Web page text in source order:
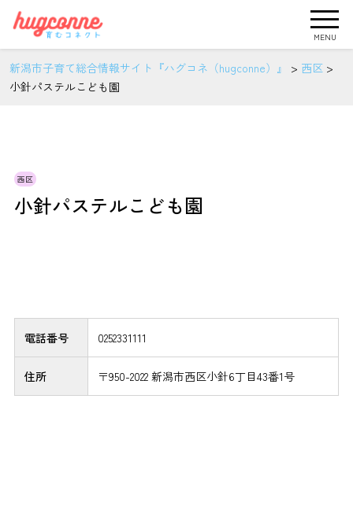
MENU
新潟市子育て総合情報サイト『ハグコネ（hugconne）』 > 西区 >
小針パステルこども園
西区
小針パステルこども園
電話番号 0252331111
住所 〒950-2022 新潟市西区小針6丁目43番1号